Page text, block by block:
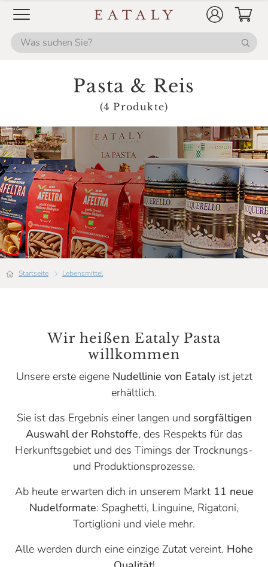
Pasta & Reis
(4 Produkte)
Startseite Lebensmittel
Wir heißen Eataly Pasta
willkommen
Unsere erste eigene Nudellinie von Eatalyist jetzt
erhältlich.
Sie ist das Ergebnis einer langen und sorgfältigen
Auswahl der Rohstoffe, des Respekts für das
Herkunftsgebiet und des Timings der Trocknungs-
und Produktionsprozesse.
Ab heute erwarten dich in unserem Markt 11 neue
Nudelformate: Spaghetti, Linguine, Rigatoni,
Tortiglioni und viele mehr.
Alle werden durch eine einzige Zutat vereint. Hohe